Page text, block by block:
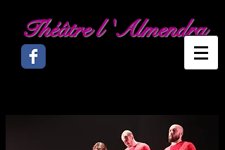
Théâtre l 'Almendra